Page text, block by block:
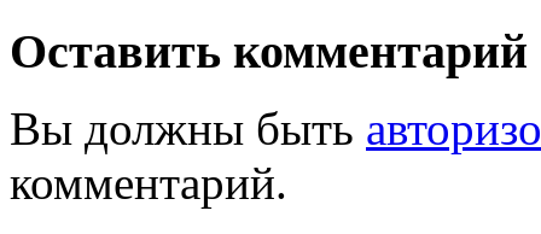
Оставить комментарий
Вы должны быть
комментарий.